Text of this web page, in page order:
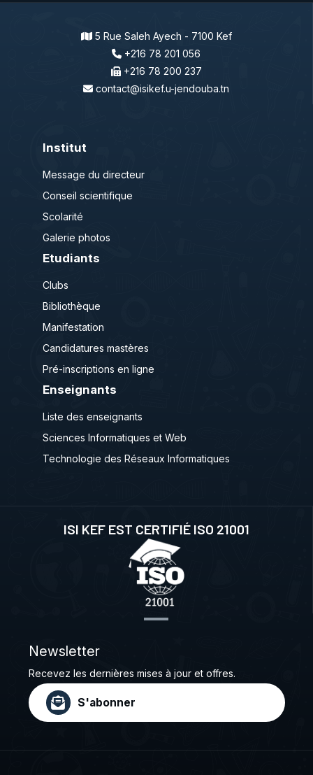
5 Rue Saleh Ayech - 7100 Kef
+216 78 201 056
+216 78 200 237
contact@isikef.u-jendouba.tn
Institut
Message du directeur
Conseil scientifique
Scolarité
Galerie photos
Etudiants
Clubs
Bibliothèque
Manifestation
Candidatures mastères
Pré-inscriptions en ligne
Enseignants
Liste des enseignants
Sciences Informatiques et Web
Technologie des Réseaux Informatiques
ISI KEF EST CERTIFIÉ ISO 21001
Newsletter
Recevez les dernières mises à jour et offres.
S'abonner